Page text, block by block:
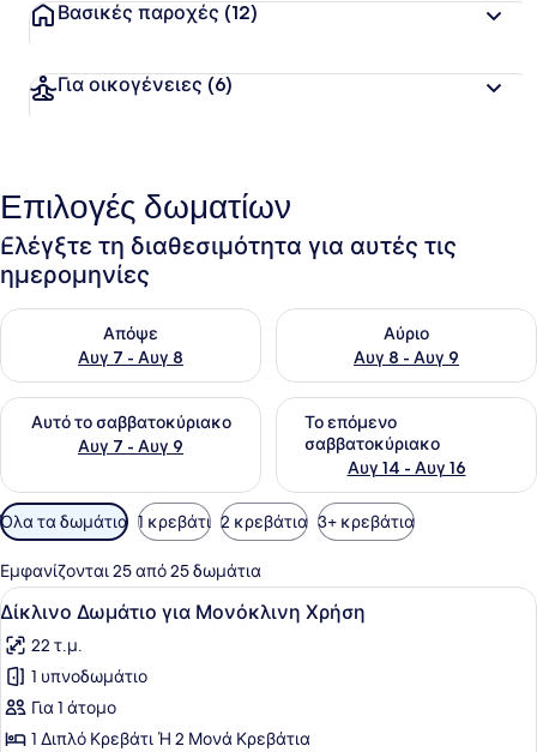
Βασικές παροχές (12)
Για οικογένειες (6)
Επιλογές δωματίων
Ελέγξτε τη διαθεσιμότητα για αυτές τις
ημερομηνίες
Απόψε
Αυγ 7 - Αυγ 8
Έλεγχος διαθεσιμότητας για απόψε Αυγ 7 - Αυγ 8
Αύριο
Αυγ 8 - Αυγ 9
Έλεγχος διαθεσιμότητας
Αυτό το σαββατοκύριακο
Αυγ 7 - Αυγ 9
Έλεγχος διαθεσιμότητας για αυτό το σαββατοκύριακο
Το επόμενο
σαββατοκύριακο
Αυγ 14 - Αυγ 16
Έλεγχος διαθεσιμότητας
Διαθέσιμα
φίλτρα
για
τα
δωμάτια
Όλα τα δωμάτια 1 κρεβάτι 2 κρεβάτια 3+ κρεβάτια
Εμφανίζονται 25 από 25 δωμάτια
Προβολή
όλων
των
φωτογραφιών
για
Δίκλινο
Ένα δωμάτιο ξενοδοχείου με δύο
12
Δίκλινο Δωμάτιο για Μονόκλινη Χρήση
22 τ.μ.
1 υπνοδωμάτιο
Για 1 άτομο
1 Διπλό Κρεβάτι Ή 2 Μονά Κρεβάτια